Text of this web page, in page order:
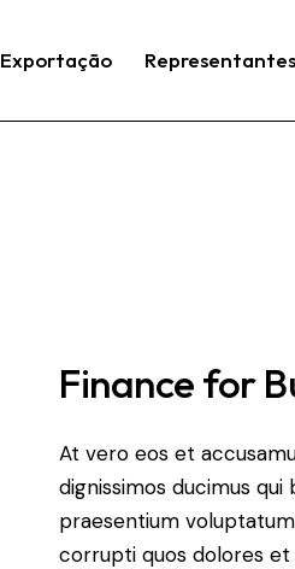
Exportação Representantes
Finance for
At vero eos et
dignissimos ducimus qui
praesentium
corrupti quos dolores et